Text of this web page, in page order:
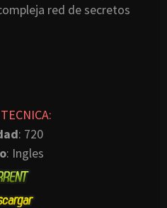
red de secretos
: 720
: Ingles